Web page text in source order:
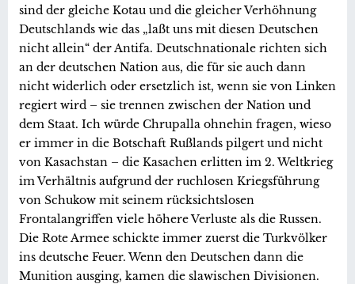
sind der gleiche Kotau und die gleicher Verhöhnung
Deutschlands wie das „laßt uns mit diesen Deutschen
nicht allein“ der Antifa. Deutschnationale richten sich
an der deutschen Nation aus, die für sie auch dann
nicht widerlich oder ersetzlich ist, wenn sie von Linken
regiert wird – sie trennen zwischen der Nation und
dem Staat. Ich würde Chrupalla ohnehin fragen, wieso
er immer in die Botschaft Rußlands pilgert und nicht
von Kasachstan – die Kasachen erlitten im 2. Weltkrieg
im Verhältnis aufgrund der ruchlosen Kriegsführung
von Schukow mit seinem rücksichtslosen
Frontalangriffen viele höhere Verluste als die Russen.
Die Rote Armee schickte immer zuerst die Turkvölker
ins deutsche Feuer. Wenn den Deutschen dann die
Munition ausging, kamen die slawischen Divisionen.